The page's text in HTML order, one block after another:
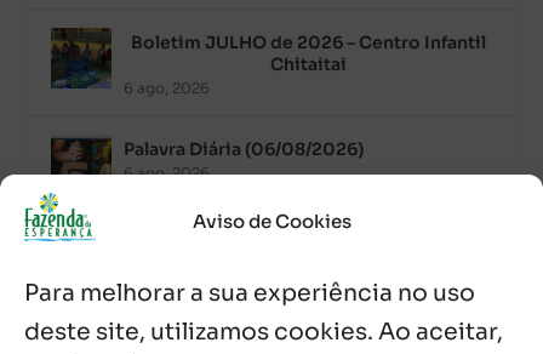
Aviso de Cookies
Para melhorar a sua experiência no uso
deste site, utilizamos cookies. Ao aceitar,
Boletim JULHO de 2026 – Centro Infantil
Chitaitai
6 ago, 2026
Palavra Diária (06/08/2026)
6 ago, 2026
de Guadalajara